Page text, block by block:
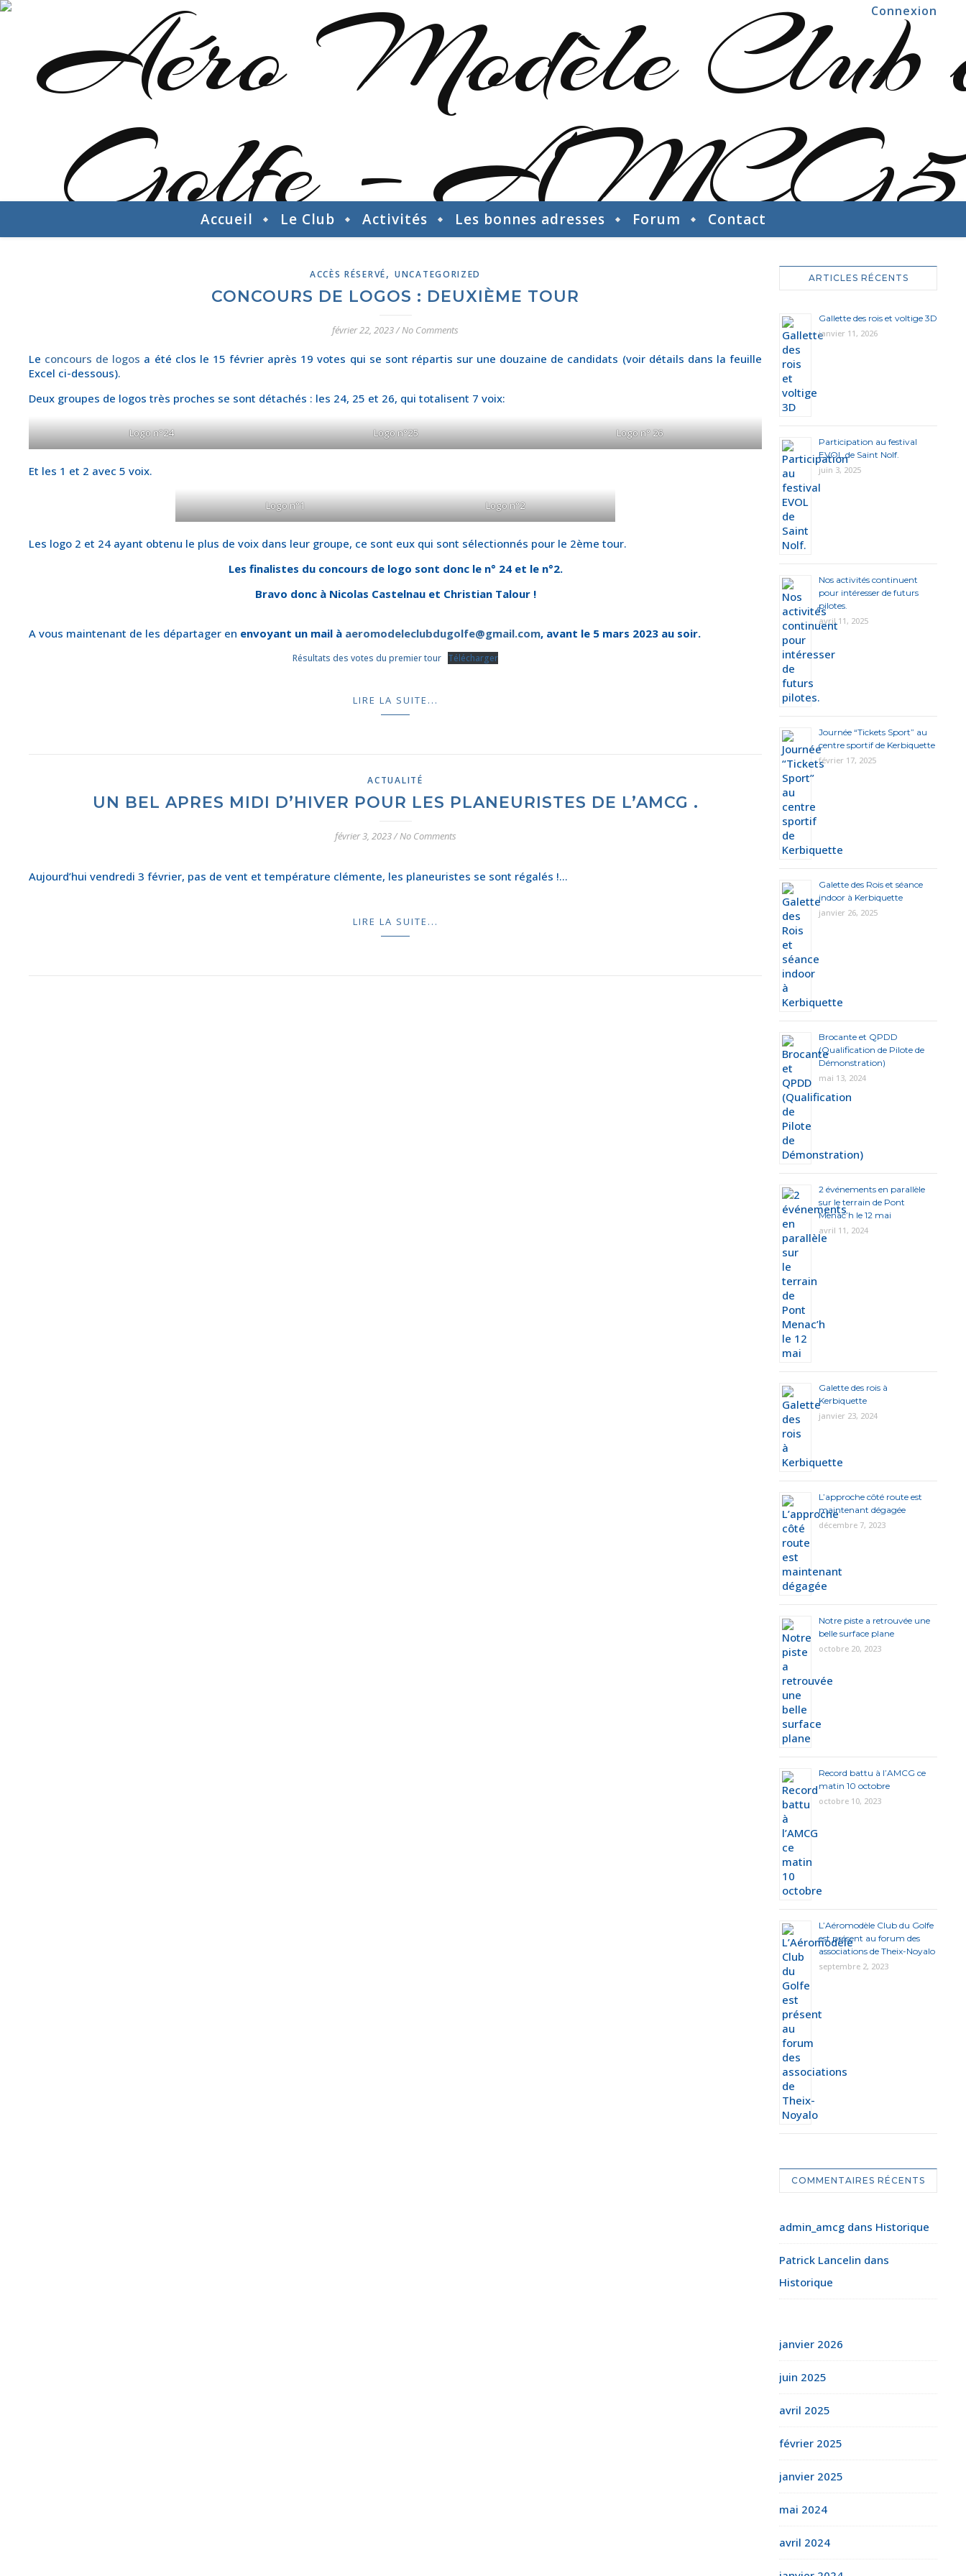
Connexion
Accueil Le Club Activités Les bonnes adresses Forum Contact
ACCÈS RÉSERVÉ, UNCATEGORIZED
CONCOURS DE LOGOS : DEUXIÈME TOUR
février 22, 2023/No Comments
Le concours de logos a été clos le 15 février après 19 votes qui se sont répartis sur une douzaine de candidats (voir détails dans la feuille
Excel ci-dessous).
Deux groupes de logos très proches se sont détachés : les 24, 25 et 26, qui totalisent 7 voix:
Logo n°24 Logo n°25 Logo n° 26
Et les 1 et 2 avec 5 voix.
Logo n°1 Logo n°2
Les logo 2 et 24 ayant obtenu le plus de voix dans leur groupe, ce sont eux qui sont sélectionnés pour le 2ème tour.
Les finalistes du concours de logo sont donc le n° 24 et le n°2.
Bravo donc à Nicolas Castelnau et Christian Talour !
A vous maintenant de les départager en envoyant un mail à aeromodeleclubdugolfe@gmail.com, avant le 5 mars 2023 au soir.
Résultats des votes du premier tour Télécharger
LIRE LA SUITE...
ACTUALITÉ
UN BEL APRES MIDI D’HIVER POUR LES PLANEURISTES DE L’AMCG .
février 3, 2023/No Comments
Aujourd’hui vendredi 3 février, pas de vent et température clémente, les planeuristes se sont régalés !…
LIRE LA SUITE...
ARTICLES RÉCENTS
Gallette des rois et voltige 3D
janvier 11, 2026
Participation au festival
EVOL de Saint Nolf.
juin 3, 2025
Nos activités continuent
pour intéresser de futurs
pilotes.
avril 11, 2025
Journée “Tickets Sport” au
centre sportif de Kerbiquette
février 17, 2025
Galette des Rois et séance
indoor à Kerbiquette
janvier 26, 2025
Brocante et QPDD
(Qualification de Pilote de
Démonstration)
mai 13, 2024
2 événements en parallèle
sur le terrain de Pont
Menac’h le 12 mai
avril 11, 2024
Galette des rois à
Kerbiquette
janvier 23, 2024
L’approche côté route est
maintenant dégagée
décembre 7, 2023
Notre piste a retrouvée une
belle surface plane
octobre 20, 2023
Record battu à l’AMCG ce
matin 10 octobre
octobre 10, 2023
L’Aéromodèle Club du Golfe
est présent au forum des
associations de Theix-Noyalo
septembre 2, 2023
COMMENTAIRES RÉCENTS
admin_amcg dans Historique
Patrick Lancelin dans
Historique
janvier 2026
juin 2025
avril 2025
février 2025
janvier 2025
mai 2024
avril 2024